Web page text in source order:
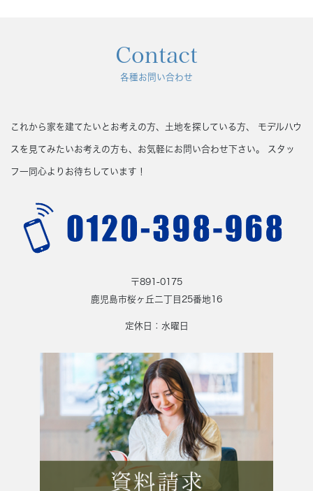
Contact
各種お問い合わせ
これから家を建てたいとお考えの方、土地を探している方、 モデルハウ
スを見てみたいお考えの方も、お気軽にお問い合わせ下さい。 スタッ
フ一同心よりお待ちしています！
〒891-0175
鹿児島市桜ヶ丘二丁目25番地16
定休日：水曜日